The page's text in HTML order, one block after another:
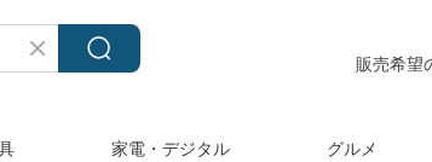
販売希望
家電・デジタル グルメ